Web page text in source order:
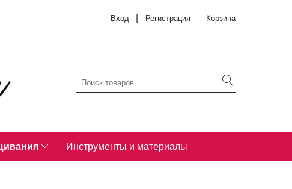
Вход Регистрация Корзина
Инструменты и материалы